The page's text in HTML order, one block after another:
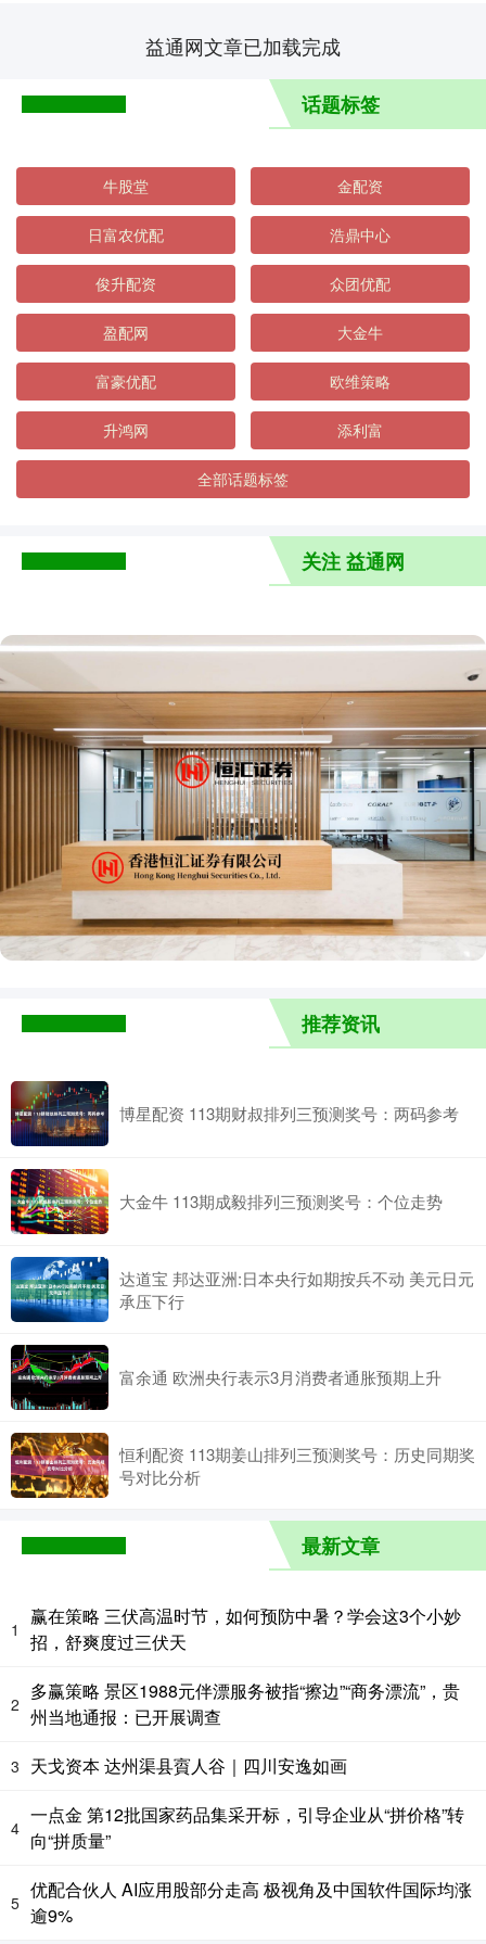
益通网文章已加载完成
话题标签
牛股堂 金配资
日富农优配 浩鼎中心
俊升配资 众团优配
盈配网 大金牛
富豪优配 欧维策略
升鸿网 添利富
全部话题标签
关注 益通网
推荐资讯
博星配资 113期财叔排列三预测奖号：两码参考
大金牛 113期成毅排列三预测奖号：个位走势
达道宝 邦达亚洲:日本央行如期按兵不动 美元日元
承压下行
富余通 欧洲央行表示3月消费者通胀预期上升
恒利配资 113期姜山排列三预测奖号：历史同期奖
号对比分析
最新文章
1
赢在策略 三伏高温时节，如何预防中暑？学会这3个小妙
招，舒爽度过三伏天
2
多赢策略 景区1988元伴漂服务被指“擦边”“商务漂流”，贵
州当地通报：已开展调查
3 天戈资本 达州渠县賨人谷｜四川安逸如画
4
一点金 第12批国家药品集采开标，引导企业从“拼价格”转
向“拼质量”
5
优配合伙人 AI应用股部分走高 极视角及中国软件国际均涨
逾9%